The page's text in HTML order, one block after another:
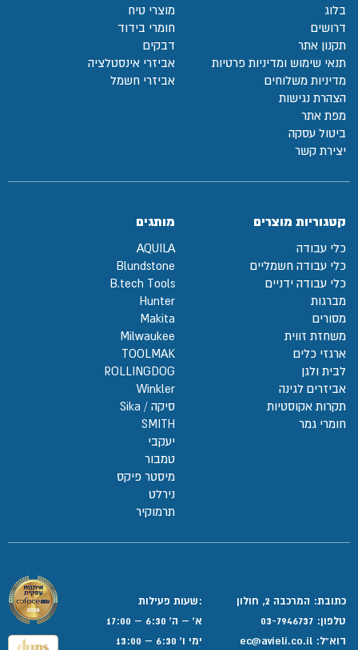
בלוג
דרושים
תקנון אתר
תנאי שימוש ומדיניות פרטיות
מדיניות משלוחים
הצהרת נגישות
מפת אתר
ביטול עסקה
יצירת קשר
מוצרי טיח
חומרי בידוד
דבקים
אביזרי אינסטלציה
אביזרי חשמל
קטגוריות מוצרים
כלי עבודה
כלי עבודה חשמליים
כלי עבודה ידניים
מברגות
מסורים
משחזת זווית
ארגזי כלים
לבית ולגן
אביזרים לגינה
תקרות אקוסטיות
חומרי גמר
מותגים
AQUILA
Blundstone
B.tech Tools
Hunter
Makita
Milwaukee
TOOLMAK
ROLLINGDOG
Winkler
סיקה / Sika
SMITH
יעקבי
טמבור
מיסטר פיקס
נירלט
תרמוקיר
כתובת: המרכבה 2, חולון
טלפון: 03-7946737
דוא”ל:
:שעות פעילות
א' – ה' 6:30 – 17:00
ימי ו' 6:30 – 13:00